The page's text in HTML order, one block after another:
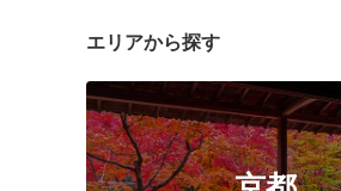
エリアから探す